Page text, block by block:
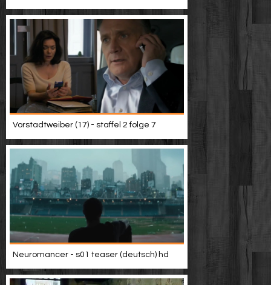
Vorstadtweiber (17) - staffel 2 folge 7
Neuromancer - s01 teaser (deutsch) hd